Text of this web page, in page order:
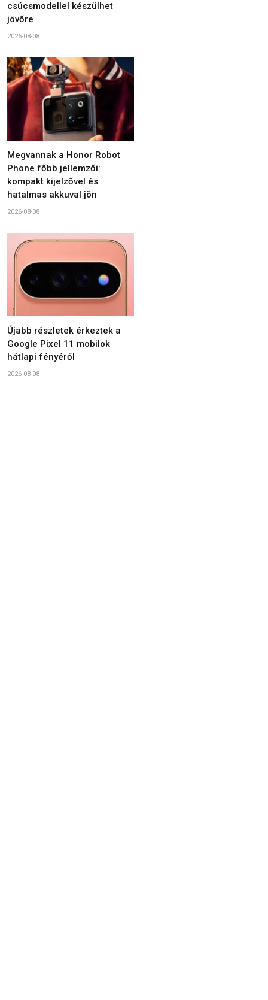
csúcsmodellel készülhet
jövőre
2026-08-08
Megvannak a Honor Robot
Phone főbb jellemzői:
kompakt kijelzővel és
hatalmas akkuval jön
2026-08-08
Újabb részletek érkeztek a
Google Pixel 11 mobilok
hátlapi fényéről
2026-08-08